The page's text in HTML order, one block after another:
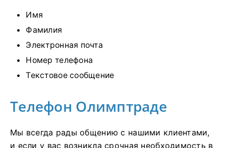
Имя
Фамилия
Электронная почта
Номер телефона
Текстовое сообщение
Телефон Олимптраде
Мы всегда рады общению с нашими клиентами,
и если у вас возникла срочная необходимость в